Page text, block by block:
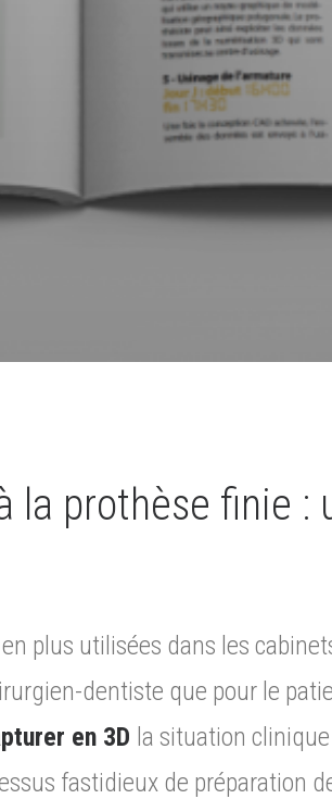
la prothèse finie :
plus utilisées dans les
dentiste que pour le
en 3D la situation
fastidieux de préparation